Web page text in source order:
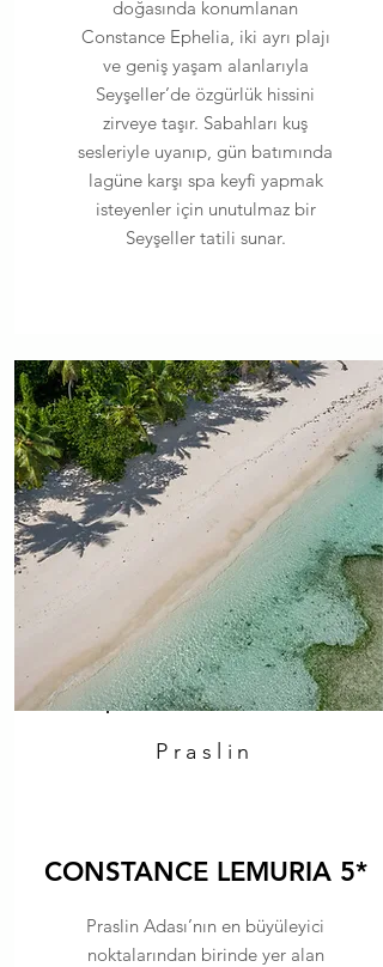
doğasında konumlanan
Constance Ephelia, iki ayrı plajı
ve geniş yaşam alanlarıyla
Seyşeller’de özgürlük hissini
zirveye taşır. Sabahları kuş
sesleriyle uyanıp, gün batımında
lagüne karşı spa keyfi yapmak
isteyenler için unutulmaz bir
Seyşeller tatili sunar.
Praslin
CONSTANCE LEMURIA 5*
Praslin Adası’nın en büyüleyici
noktalarından birinde yer alan